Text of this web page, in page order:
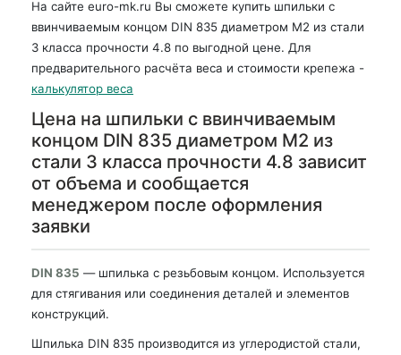
На сайте euro-mk.ru Вы сможете купить шпильки с
ввинчиваемым концом DIN 835 диаметром М2 из стали
3 класса прочности 4.8 по выгодной цене. Для
предварительного расчёта веса и стоимости крепежа -
калькулятор веса
Цена на шпильки с ввинчиваемым
концом DIN 835 диаметром М2 из
стали 3 класса прочности 4.8 зависит
от объема и сообщается
менеджером после оформления
заявки
DIN 835 — шпилька с резьбовым концом. Используется
для стягивания или соединения деталей и элементов
конструкций.
Шпилька DIN 835 производится из углеродистой стали,